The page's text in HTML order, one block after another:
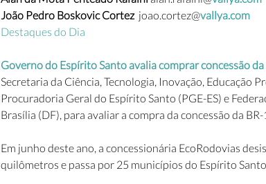
João Pedro Boskovic Cortez joao.cortez@vallya.com
Destaques do Dia
Governo do Espírito Santo avalia comprar concessão
Secretaria da Ciência, Tecnologia, Inovação, Educação
Procuradoria Geral do Espírito Santo (PGE-ES) e
Brasília (DF), para avaliar a compra da concessão da BR-
Em junho deste ano, a concessionária EcoRodovias
quilômetros e passa por 25 municípios do Espírito